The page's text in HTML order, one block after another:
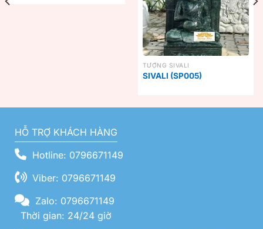
TƯỢNG SIVALI
SIVALI (SP005)
HỖ TRỢ KHÁCH HÀNG
Hotline: 0796671149
Viber: 0796671149
Zalo: 0796671149
Thời gian: 24/24 giờ